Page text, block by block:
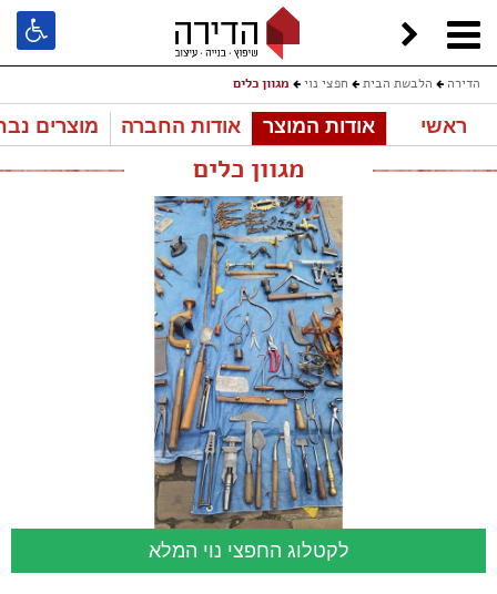
הדירה הלבשת הבית חפצי נוי מגוון כלים
ראשי אודות המוצר אודות החברה מוצרים
מגוון כלים
לקטלוג החפצי נוי המלא